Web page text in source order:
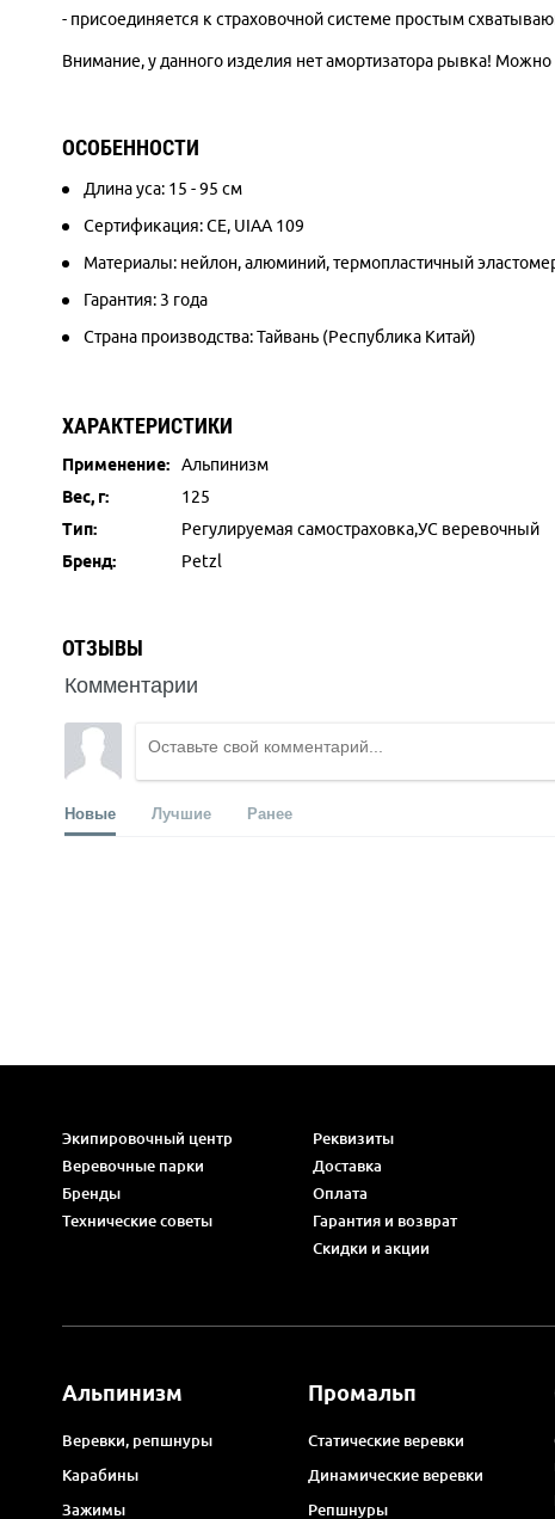
- присоединяется к страховочной системе простым
Внимание, у данного изделия нет амортизатора рывка!
ОСОБЕННОСТИ
Длина уса: 15 - 95 см
Сертификация: CE, UIAA 109
Материалы: нейлон, алюминий, термопластичный
Гарантия: 3 года
Страна производства: Тайвань (Республика Китай)
ХАРАКТЕРИСТИКИ
Применение:
Альпинизм
Вес, г:
125
Тип:
Регулируемая самостраховка,УС веревочный
Бренд:
Petzl
ОТЗЫВЫ
Комментарии
Новые Лучшие Ранее
Экипировочный центр
Веревочные парки
Бренды
Технические советы
Реквизиты
Доставка
Оплата
Гарантия и возврат
Скидки и акции
Альпинизм
Веревки, репшнуры
Карабины
Зажимы
Промальп
Статические веревки
Динамические веревки
Репшнуры